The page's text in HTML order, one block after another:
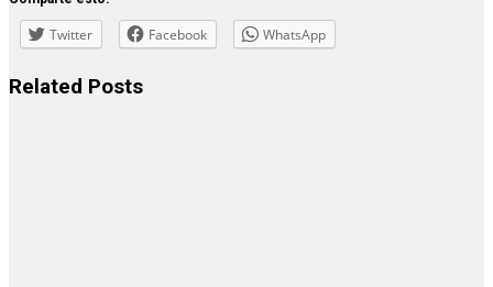
Twitter Facebook WhatsApp
Related Posts